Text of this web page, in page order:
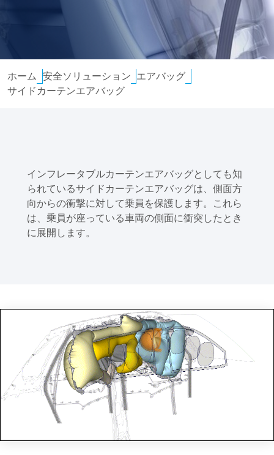
HBMセーフティスイート
ホーム 安全ソリューション
エアバッグ
サイドカーテンエアバッグ
インフレータブルカーテンエアバッグとしても知
られているサイドカーテンエアバッグは、側面方
向からの衝撃に対して乗員を保護します。これら
は、乗員が座っている車両の側面に衝突したとき
に展開します。